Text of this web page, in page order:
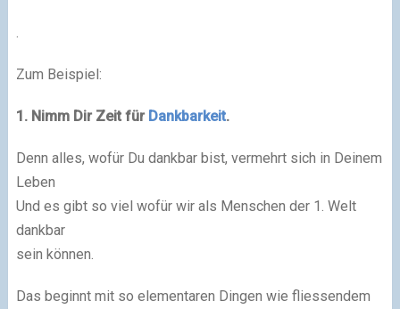
.
Zum Beispiel:
1. Nimm Dir Zeit für Dankbarkeit.
Denn alles, wofür Du dankbar bist, vermehrt sich in Deinem
Leben
Und es gibt so viel wofür wir als Menschen der 1. Welt
dankbar
sein können.
Das beginnt mit so elementaren Dingen wie fliessendem